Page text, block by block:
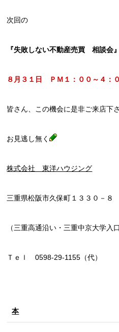
次回の
『失敗しない不動産売買 相談会』
８月３１日 ＰＭ１：００～４：０
皆さん、この機会に是非ご来店下さ
お見逃し無く
株式会社 東洋ハウジング
三重県松阪市久保町１３３０－８
（三重高通沿い・三重中京大学入口
Ｔｅｌ 0598-29-1155（代）
本